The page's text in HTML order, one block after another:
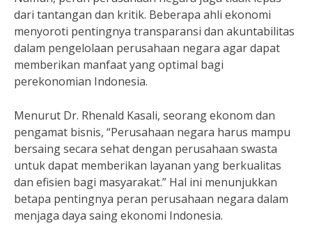
dari tantangan dan kritik. Beberapa ahli ekonomi
menyoroti pentingnya transparansi dan akuntabilitas
dalam pengelolaan perusahaan negara agar dapat
memberikan manfaat yang optimal bagi
perekonomian Indonesia.
Menurut Dr. Rhenald Kasali, seorang ekonom dan
pengamat bisnis, “Perusahaan negara harus mampu
bersaing secara sehat dengan perusahaan swasta
untuk dapat memberikan layanan yang berkualitas
dan efisien bagi masyarakat.” Hal ini menunjukkan
betapa pentingnya peran perusahaan negara dalam
menjaga daya saing ekonomi Indonesia.